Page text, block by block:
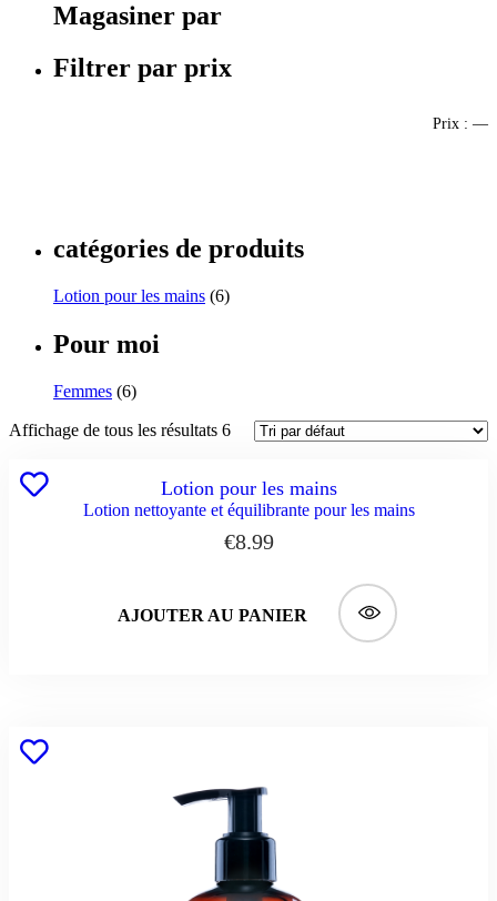
Magasiner par
Filtrer par prix
Prix : —
catégories de produits
Lotion pour les mains (6)
Pour moi
Femmes (6)
Affichage de tous les résultats 6
Lotion pour les mains
Lotion nettoyante et équilibrante pour les mains
€8.99
AJOUTER AU PANIER